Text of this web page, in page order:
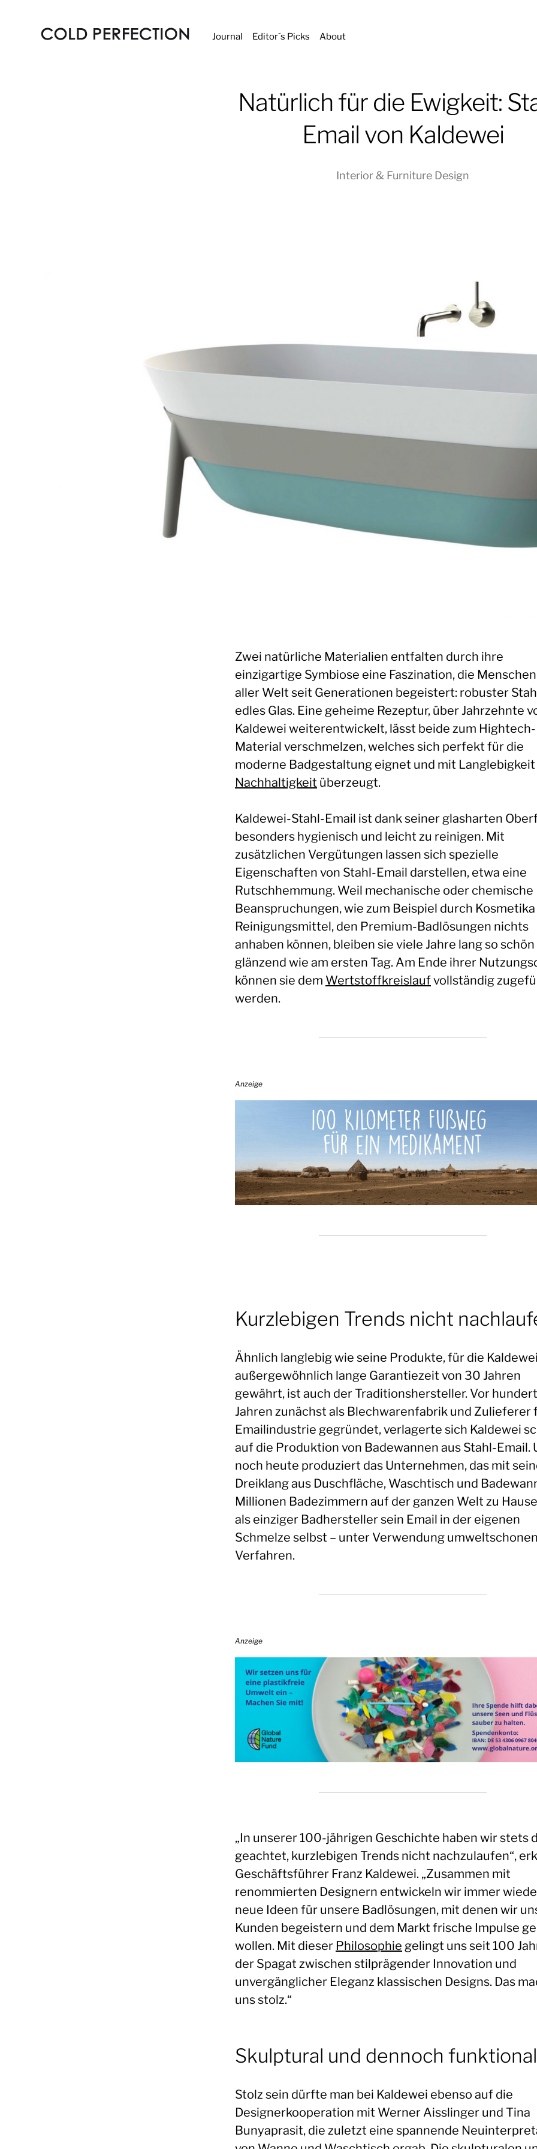
Journal Editor´s Picks About
Natürlich für die Ewigkeit:
Email von Kaldewei
Interior & Furniture Design
Zwei natürliche Materialien entfalten durch ihre
einzigartige Symbiose eine Faszination, die
aller Welt seit Generationen begeistert: robuster
edles Glas. Eine geheime Rezeptur, über Jahrzehnte
Kaldewei weiterentwickelt, lässt beide zum Hightech-
Material verschmelzen, welches sich perfekt für die
moderne Badgestaltung eignet und mit
Nachhaltigkeit überzeugt.
Kaldewei-Stahl-Email ist dank seiner glasharten
besonders hygienisch und leicht zu reinigen. Mit
zusätzlichen Vergütungen lassen sich spezielle
Eigenschaften von Stahl-Email darstellen, etwa eine
Rutschhemmung. Weil mechanische oder chemische
Beanspruchungen, wie zum Beispiel durch
Reinigungsmittel, den Premium-Badlösungen nichts
anhaben können, bleiben sie viele Jahre lang so schön
glänzend wie am ersten Tag. Am Ende ihrer
können sie dem Wertstoffkreislaufvollständig
werden.
Anzeige
Kurzlebigen Trends nicht
Ähnlich langlebig wie seine Produkte, für die
außergewöhnlich lange Garantiezeit von 30 Jahren
gewährt, ist auch der Traditionshersteller. Vor hundert
Jahren zunächst als Blechwarenfabrik und Zulieferer
Emailindustrie gegründet, verlagerte sich Kaldewei
auf die Produktion von Badewannen aus Stahl-Email.
noch heute produziert das Unternehmen, das mit
Dreiklang aus Duschfläche, Waschtisch und
Millionen Badezimmern auf der ganzen Welt zu
als einziger Badhersteller sein Email in der eigenen
Schmelze selbst – unter Verwendung
Verfahren.
Anzeige
„In unserer 100-jährigen Geschichte haben wir stets
geachtet, kurzlebigen Trends nicht nachzulaufen“,
Geschäftsführer Franz Kaldewei. „Zusammen mit
renommierten Designern entwickeln wir immer
neue Ideen für unsere Badlösungen, mit denen wir
Kunden begeistern und dem Markt frische Impulse
wollen. Mit dieser Philosophie gelingt uns seit 100
der Spagat zwischen stilprägender Innovation und
unvergänglicher Eleganz klassischen Designs. Das
uns stolz.“
Skulptural und dennoch funktional
Stolz sein dürfte man bei Kaldewei ebenso auf die
Designerkooperation mit Werner Aisslinger und Tina
Bunyaprasit, die zuletzt eine spannende